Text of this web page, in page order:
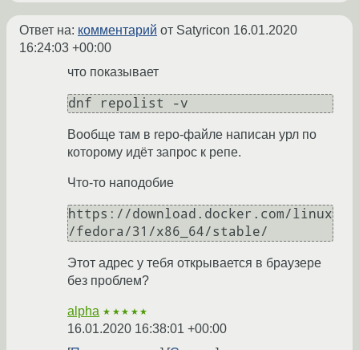
Ответ на: комментарий от Satyricon 16.01.2020
16:24:03 +00:00
что показывает
Вообще там в repo-файле написан урл по
которому идёт запрос к репе.
Что-то наподобие
https://download.docker.com/linux
Этот адрес у тебя открывается в браузере
без проблем?
alpha ★★★★★
16.01.2020 16:38:01 +00:00